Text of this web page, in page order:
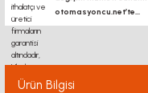
otomasyoncu.net’te...
Ürün Bilgisi